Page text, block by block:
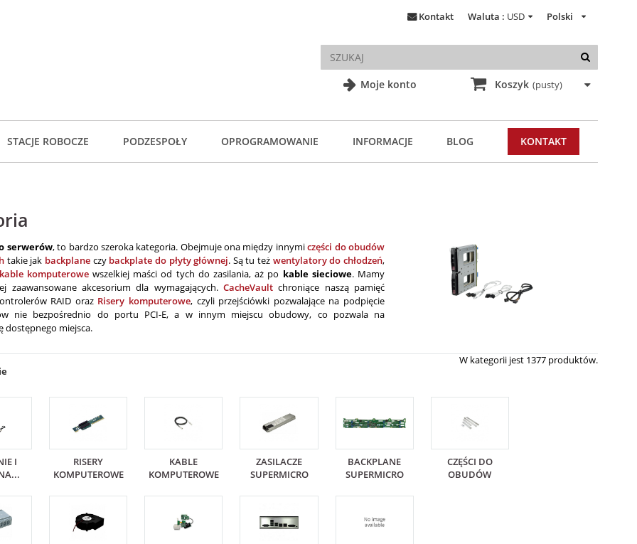
Moje konto
Polski
Waluta : USD
Kontakt
Koszyk (pusty)
STACJE ROBOCZE PODZESPOŁY OPROGRAMOWANIE INFORMACJE BLOG KONTAKT
serwerów, to bardzo szeroka kategoria. Obejmuje ona między innymiczęści do obudów
takie jak backplaneczy backplate do płyty głównej. Są tu też wentylatory do chłodzeń,
kable komputerowewszelkiej maści od tych do zasilania, aż po kable sieciowe. Mamy
zaawansowane akcesorium dla wymagających. CacheVault chroniące naszą pamięć
RAID oraz Risery komputerowe, czyli przejściówki pozwalające na podpięcie
nie bezpośrednio do portu PCI-E, a w innym miejscu obudowy, co pozwala na
dostępnego miejsca.
W kategorii jest 1377 produktów.
I
RISERY
KOMPUTEROWE
KABLE
KOMPUTEROWE
ZASILACZE
SUPERMICRO
BACKPLANE
SUPERMICRO
CZĘŚCI DO
OBUDÓW